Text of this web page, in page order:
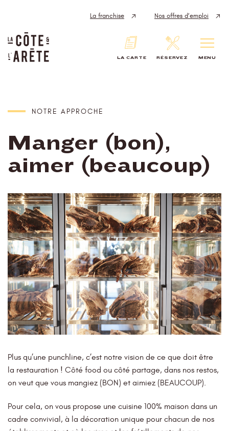
La franchise Nos offres d’emploi
LA CARTE RÉSERVEZ MENU
NOTRE APPROCHE
Manger (bon),
aimer (beaucoup)
Plus qu’une punchline, c’est notre vision de ce que doit être
la restauration ! Côté food ou côté partage, dans nos restos,
on veut que vous mangiez (BON) et aimiez (BEAUCOUP).
Pour cela, on vous propose une cuisine 100% maison dans un
cadre convivial, à la décoration unique pour chacun de nos